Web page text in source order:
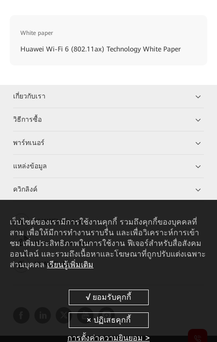
White paper
Huawei Wi-Fi 6 (802.11ax) Technology White Paper
เกี่ยวกับเรา
วิธีการซื้อ
พาร์ทเนอร์
แหล่งข้อมูล
ควิกลิงค์
HUAWEI eKit App
Huawei HiKnow App
HUAWEI eFly App
เว็บไซต์ของเรามีการใช้งานคุกกี้ รวมถึงคุกกี้ของบุคคลที่
สาม เพื่อให้มีการทำงานราบรื่น และเพื่อวิเคราะห์การเข้า
ชม เพิ่มประสิทธิภาพในการใช้งาน ฟีเจอร์สำหรับสื่อสังคม
ออนไลน์ และรวมถึงเนื้อหาและโฆษณาที่ถูกปรับแต่งเฉพาะ
ส่วนบุคคล เรียนรู้เพิ่มเติม
การตั้งค่าความยินยอม >